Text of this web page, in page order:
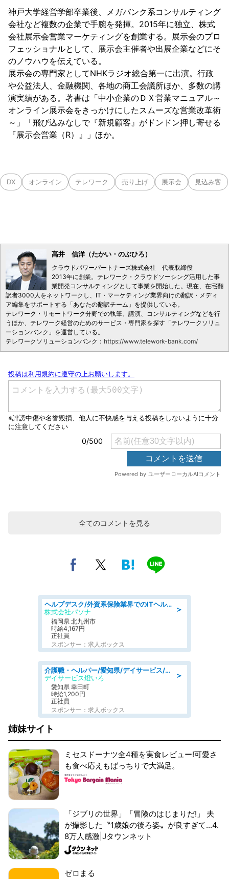
神戸大学経営学部卒業後、メガバンク系コンサルティング
会社など複数の企業で手腕を発揮。2015年に独立、株式
会社展示会営業マーケティングを創業する。展示会のプロ
フェッショナルとして、展示会主催者や出展企業などにそ
のノウハウを伝えている。
展示会の専門家としてNHKラジオ総合第一に出演。行政
や公益法人、金融機関、各地の商工会議所ほか、多数の講
演実績がある。著書は「中小企業のＤＸ営業マニュアル～
オンライン展示会をきっかけにしたスムーズな営業改革術
～」「飛び込みなしで『新規顧客』がドンドン押し寄せる
『展示会営業（R）』」ほか。
DX オンライン テレワーク 売り上げ 展示会 見込み客
高井 信洋（たかい・のぶひろ）
クラウドパワーパートナーズ株式会社 代表取締役
2013年に創業。テレワーク・クラウドソーシング活用した事
業開発コンサルティングとして事業を開始した。現在、在宅翻
訳者3000人をネットワークし、IT・マーケティング業界向けの翻訳・メディ
ア編集をサポートする「あなたの翻訳チーム」を提供している。
テレワーク・リモートワーク分野での執筆、講演、コンサルティングなどを行
うほか、テレワーク経営のためのサービス・専門家を探す「テレワークソリュ
ーションバンク」を運営している。
テレワークソリューションバンク： https://www.telework-bank.com/
全てのコメントを見る
＞
ヘルプデスク/外資系保険業界でのITヘルプデスク業務/駅近/即日勤務可/ヘルプデスク
株式会社パソナ
福岡県 北九州市
時給4,167円
正社員
スポンサー：求人ボックス
＞
介護職・ヘルパー/愛知県/デイサービス/JR東海道本線 幸田/額田郡幸田町
デイサービス燈いろ
愛知県 幸田町
時給1,200円
正社員
スポンサー：求人ボックス
姉妹サイト
ミセスドーナツ全4種を実食レビュー!可愛さ
も食べ応えもばっちりで大満足。
「ジブリの世界」「冒険のはじまりだ!」 夫
が撮影した〝1歳娘の後ろ姿〟が良すぎて...4.
8万人感激|Jタウンネット
ゼロまる